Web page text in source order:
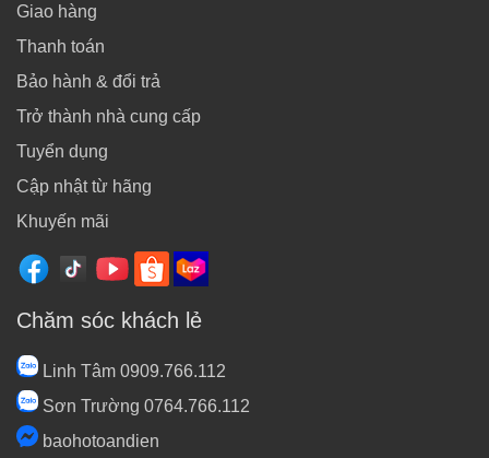
Giao hàng
Thanh toán
Bảo hành & đổi trả
Trở thành nhà cung cấp
Tuyển dụng
Cập nhật từ hãng
Khuyến mãi
Chăm sóc khách lẻ
Linh Tâm 0909.766.112
Sơn Trường 0764.766.112
baohotoandien